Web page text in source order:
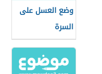
وضع العسل على
السرة